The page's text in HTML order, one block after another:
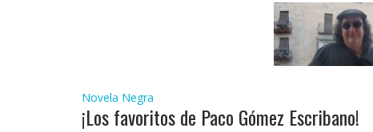
Novela Negra
¡Los favoritos de Paco Gómez Escribano!